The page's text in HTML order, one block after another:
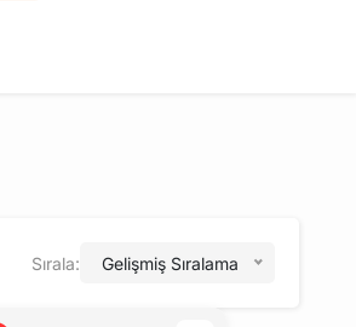
Sırala: Gelişmiş Sıralama